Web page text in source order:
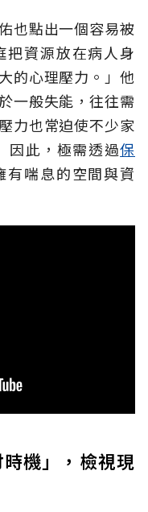
也點出一個容易被
把資源放在病人身
的心理壓力。」他
一般失能，往往需
力也常迫使不少家
因此，極需透過保
有喘息的空間與資
機」，檢視現